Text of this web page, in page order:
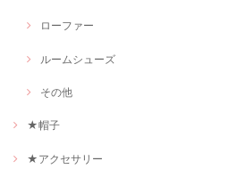
ローファー
ルームシューズ
その他
★帽子
★アクセサリー